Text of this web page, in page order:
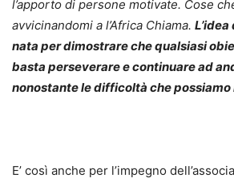
l’apporto di persone motivate. Cose
avvicinandomi a l’Africa Chiama.
nata per dimostrare che qualsiasi
basta perseverare e continuare ad
nonostante le difficoltà che possiamo
E’ così anche per l’impegno